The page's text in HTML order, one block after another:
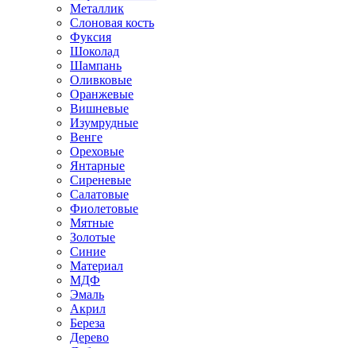
Металлик
Слоновая кость
Фуксия
Шоколад
Шампань
Оливковые
Оранжевые
Вишневые
Изумрудные
Венге
Ореховые
Янтарные
Сиреневые
Салатовые
Фиолетовые
Мятные
Золотые
Синие
Материал
МДФ
Эмаль
Акрил
Береза
Дерево